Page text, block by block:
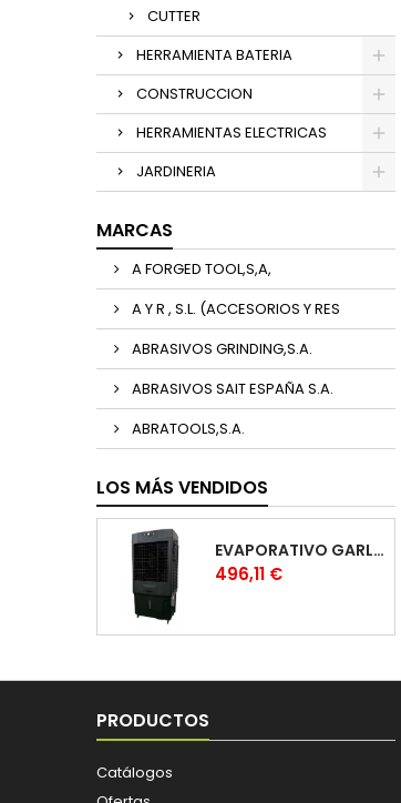
CUTTER
HERRAMIENTA BATERIA
CONSTRUCCION
HERRAMIENTAS ELECTRICAS
JARDINERIA
MARCAS
A FORGED TOOL,S,A,
A Y R , S.L. (ACCESORIOS Y RES
ABRASIVOS GRINDING,S.A.
ABRASIVOS SAIT ESPAÑA S.A.
ABRATOOLS,S.A.
LOS MÁS VENDIDOS
EVAPORATIVO GARLAND COOL 1530
Precio
496,11 €
PRODUCTOS
Catálogos